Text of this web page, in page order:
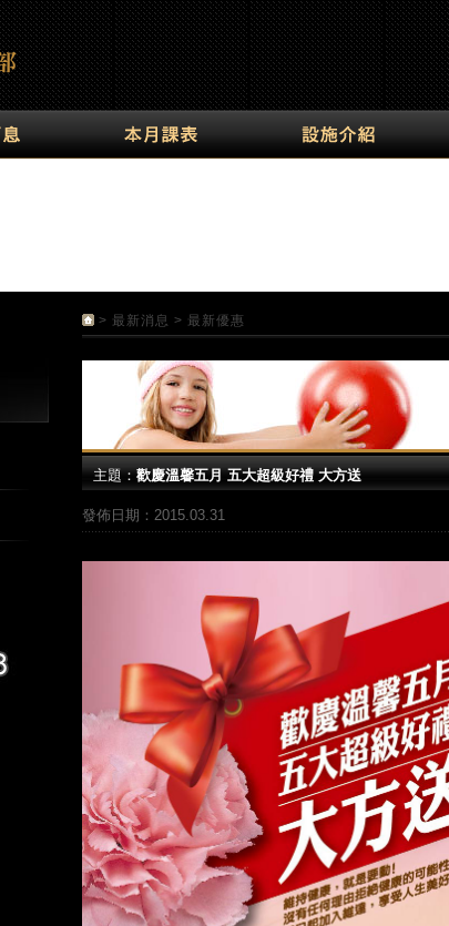
> 最新消息 > 最新優惠
主題：歡慶溫馨五月 五大超級好禮 大方送
發佈日期：2015.03.31